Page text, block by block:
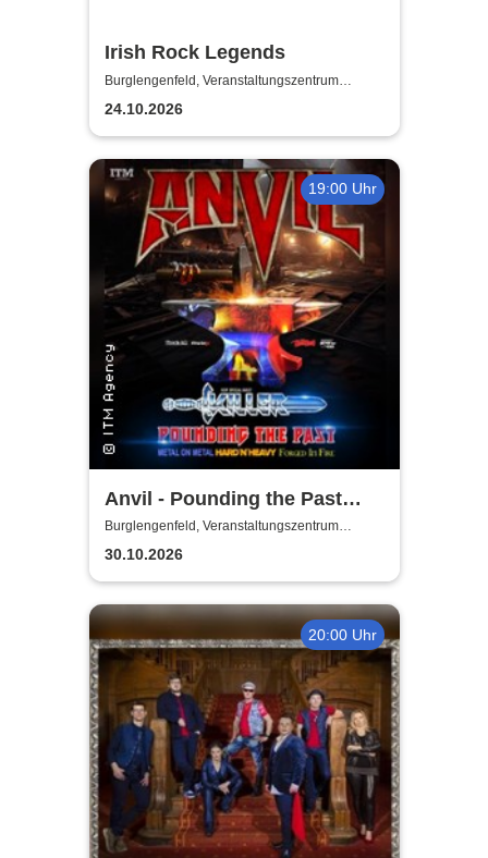
Irish Rock Legends
Burglengenfeld, Veranstaltungszentrum
Pfarrheim
24.10.2026
19:00 Uhr
Anvil - Pounding the Past
Tour
Burglengenfeld, Veranstaltungszentrum
Pfarrheim
30.10.2026
20:00 Uhr